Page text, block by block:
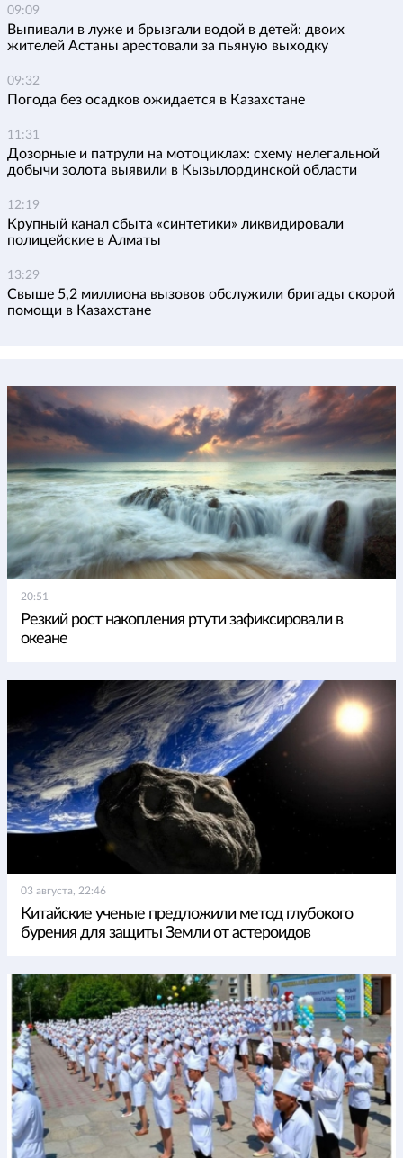
09:09
Выпивали в луже и брызгали водой в детей: двоих
жителей Астаны арестовали за пьяную выходку
09:32
Погода без осадков ожидается в Казахстане
11:31
Дозорные и патрули на мотоциклах: схему нелегальной
добычи золота выявили в Кызылординской области
12:19
Крупный канал сбыта «синтетики» ликвидировали
полицейские в Алматы
13:29
Свыше 5,2 миллиона вызовов обслужили бригады скорой
помощи в Казахстане
20:51
Резкий рост накопления ртути зафиксировали в
океане
03 августа, 22:46
Китайские ученые предложили метод глубокого
бурения для защиты Земли от астероидов